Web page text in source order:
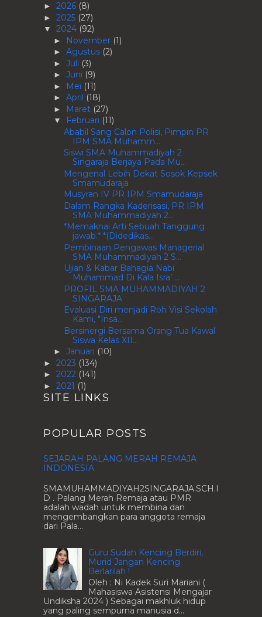
► 2026 (8)
► 2025 (27)
▼ 2024 (92)
► November (1)
► Agustus (2)
► Juli (3)
► Juni (9)
► Mei (11)
► April (18)
► Maret (27)
▼ Februari (11)
Ababil Sang Calon Polisi, Pimpin PR
IPM SMA Muhamm...
Siswi SMA Muhammadiyah 2
Singaraja Berjaya Pada Mu...
Mengenal Lebih Dekat Sosok Kepsek
Smamudaraja
Musyran IV PR IPM Smamudaraja
Dalam Rangka Kaderisasi, PR IPM
SMA Muhammadiyah 2...
*Memaknai Arti Sebuah Tanggung
jawab.* *(Didedikas...
Pembinaan Pengawas Managerial
SMA Muhammadiyah 2 S...
Ujian & Kabar Bahagia Nabi
Muhammad Di Kala Isra’ ...
PROFIL SMA MUHAMMADIYAH 2
SINGARAJA
Evaluasi Diri menjadi Roh Visi Sekolah
Kami, "Insa...
Bersinergi Bersama Orang Tua Kawal
Siswa Kelas XII...
► Januari (10)
► 2023 (134)
► 2022 (141)
► 2021 (1)
SITE LINKS
POPULAR POSTS
SEJARAH PALANG MERAH REMAJA
INDONESIA
SMAMUHAMMADIYAH2SINGARAJA.SCH.I
D . Palang Merah Remaja atau PMR
adalah wadah untuk membina dan
mengembangkan para anggota remaja
dari Pala...
Guru Sudah Kencing Berdiri,
Murid Jangan Kencing
Berlarilah !
Oleh : Ni Kadek Suri Mariani (
Mahasiswa Asistensi Mengajar
Undiksha 2024 ) Sebagai makhluk hidup
yang paling sempurna manusia d...